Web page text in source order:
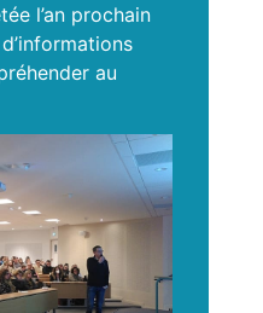
l’an prochain
au